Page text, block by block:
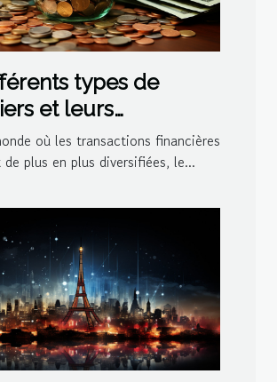
types de
et leurs
: choisir le
pour vos besoins
où les transactions financières
de plus en plus diversifiées, le...